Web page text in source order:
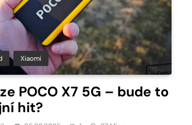
Xiaomi
POCO X7 5G – bude to
hit?